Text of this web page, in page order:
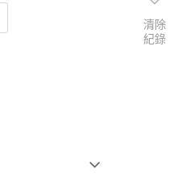
清除
紀錄